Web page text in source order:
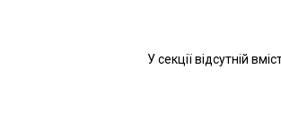
У секції відсутній